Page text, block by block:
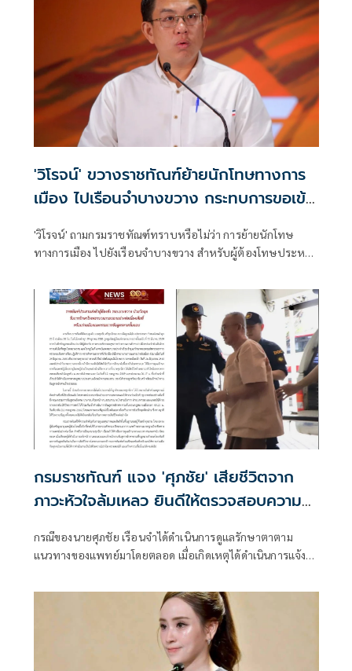
'วิโรจน์' ขวางราชทัณฑ์ย้ายนักโทษทางการ
เมือง ไปเรือนจำบางขวาง กระทบการขอเข้า
'วิโรจน์' ถามกรมราชทัณฑ์ทราบหรือไม่ว่า การย้ายนักโทษ
ทางการเมือง ไปยังเรือนจำบางขวาง สำหรับผู้ต้องโทษประหาร
ร่วมเป็นสมาชิก OECD ของประเทศไทย กสม.ก็เตือนแล้วว่าจะ
เข้าข่ายละเมิดสิทธิมนุษยชน
กรมราชทัณฑ์ แจง 'ศุภชัย' เสียชีวิตจาก
ภาวะหัวใจล้มเหลว ยินดีให้ตรวจสอบความ
กรณีของนายศุภชัย เรือนจำได้ดำเนินการดูแลรักษาตาตาม
แนวทางของแพทย์มาโดยตลอด เมื่อเกิดเหตุได้ดำเนินการแจ้ง
กฎหมายกำหนดโดยทันที